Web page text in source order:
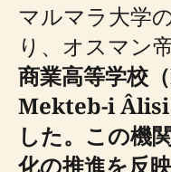
マルマラ大学
り、オスマン
商業高等学校
Mekteb-i Âlisi
した。この機
化の推進を反